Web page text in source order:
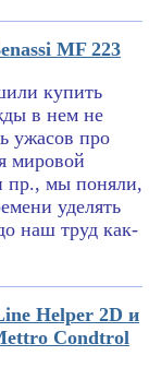
MF 223
купить
в нем не
ужасов про
мировой
пр., мы поняли,
уделять
наш труд как-
Helper 2D и
Condtrol